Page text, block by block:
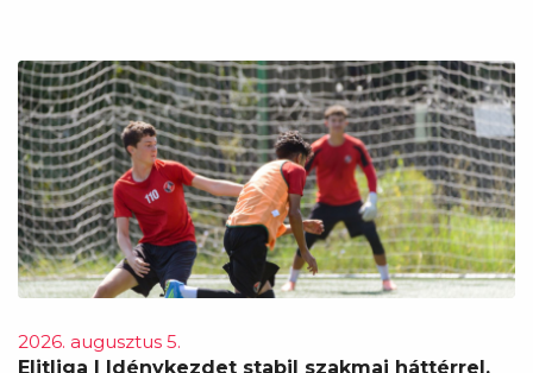
2026. augusztus 5.
Elitliga | Idénykezdet stabil szakmai háttérrel,